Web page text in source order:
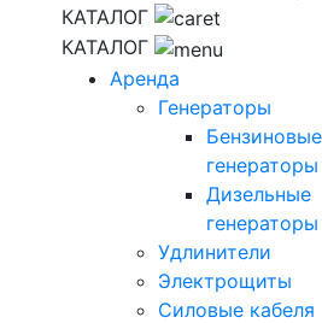
КАТАЛОГ
КАТАЛОГ
Аренда
Генераторы
Бензиновые
генераторы
Дизельные
генераторы
Удлинители
Электрощиты
Силовые кабеля